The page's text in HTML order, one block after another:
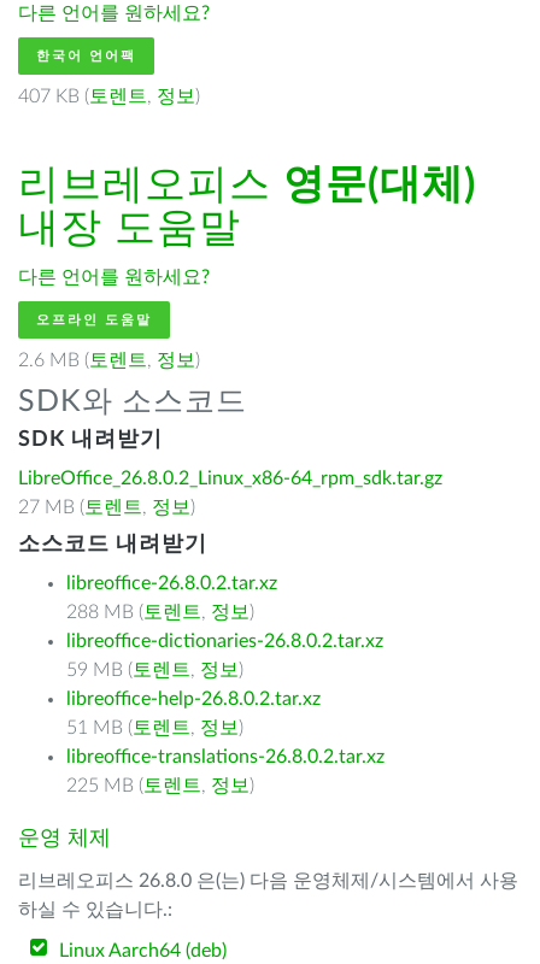
다른 언어를 원하세요?
한국어 언어팩
407 KB ( 토렌트, 정보 )
리브레오피스 영문(대체)
내장 도움말
다른 언어를 원하세요?
오프라인 도움말
2.6 MB ( 토렌트, 정보 )
SDK와 소스코드
SDK 내려받기
LibreOffice_26.8.0.2_Linux_x86-64_rpm_sdk.tar.gz
27 MB ( 토렌트, 정보 )
소스코드 내려받기
libreoffice-26.8.0.2.tar.xz
288 MB ( 토렌트, 정보 )
libreoffice-dictionaries-26.8.0.2.tar.xz
59 MB ( 토렌트, 정보 )
libreoffice-help-26.8.0.2.tar.xz
51 MB ( 토렌트, 정보 )
libreoffice-translations-26.8.0.2.tar.xz
225 MB ( 토렌트, 정보 )
운영 체제
리브레오피스 26.8.0 은(는) 다음 운영체제/시스템에서 사용
하실 수 있습니다.:
Linux Aarch64 (deb)